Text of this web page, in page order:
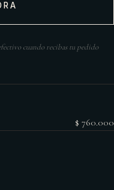
cuando recibas tu pedido
$ 760.000